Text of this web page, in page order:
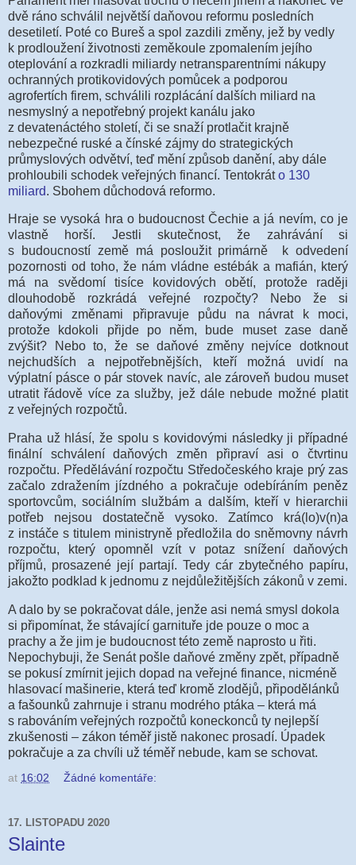
dvě ráno schválil největší daňovou reformu posledních
desetiletí. Poté co Bureš a spol zazdili změny, jež by vedly
k prodloužení životnosti zeměkoule zpomalením jejího
oteplování a rozkradli miliardy netransparentními nákupy
ochranných protikovidových pomůcek a podporou
agrofertích firem, schválili rozplácání dalších miliard na
nesmyslný a nepotřebný projekt kanálu jako
z devatenáctého století, či se snaží protlačit krajně
nebezpečné ruské a čínské zájmy do strategických
průmyslových odvětví, teď mění způsob danění, aby dále
prohloubili schodek veřejných financí. Tentokráto 130
miliard. Sbohem důchodová reformo.
Hraje se vysoká hra o budoucnost Čechie a já nevím, co je
vlastně horší. Jestli skutečnost, že zahrávání si
s budoucností země má posloužit primárně k odvedení
pozornosti od toho, že nám vládne estébák a mafián, který
má na svědomí tisíce kovidových obětí, protože raději
dlouhodobě rozkrádá veřejné rozpočty? Nebo že si
daňovými změnami připravuje půdu na návrat k moci,
protože kdokoli přijde po něm, bude muset zase daně
zvýšit? Nebo to, že se daňové změny nejvíce dotknout
nejchudších a nejpotřebnějších, kteří možná uvidí na
výplatní pásce o pár stovek navíc, ale zároveň budou muset
utratit řádově více za služby, jež dále nebude možné platit
z veřejných rozpočtů.
Praha už hlásí, že spolu s kovidovými následky ji případné
finální schválení daňových změn připraví asi o čtvrtinu
rozpočtu. Předělávání rozpočtu Středočeského kraje prý zas
začalo zdražením jízdného a pokračuje odebíráním peněz
sportovcům, sociálním službám a dalším, kteří v hierarchii
potřeb nejsou dostatečně vysoko. Zatímco krá(lo)v(n)a
z instáče s titulem ministryně předložila do sněmovny návrh
rozpočtu, který opomněl vzít v potaz snížení daňových
příjmů, prosazené její partají. Tedy cár zbytečného papíru,
jakožto podklad k jednomu z nejdůležitějších zákonů v zemi.
A dalo by se pokračovat dále, jenže asi nemá smysl dokola
si připomínat, že stávající garnituře jde pouze o moc a
prachy a že jim je budoucnost této země naprosto u řiti.
Nepochybuji, že Senát pošle daňové změny zpět, případně
se pokusí zmírnit jejich dopad na veřejné finance, nicméně
hlasovací mašinerie, která teď kromě zlodějů, připodělánků
a fašounků zahrnuje i stranu modrého ptáka – která má
s rabováním veřejných rozpočtů koneckonců ty nejlepší
zkušenosti – zákon téměř jistě nakonec prosadí. Úpadek
pokračuje a za chvíli už téměř nebude, kam se schovat.
at 16:02 Žádné komentáře:
17. LISTOPADU 2020
Slainte